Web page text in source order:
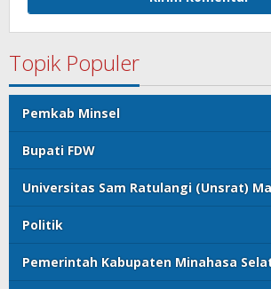
Topik Populer
Pemkab Minsel
Bupati FDW
Universitas Sam Ratulangi (Unsrat)
Politik
Pemerintah Kabupaten Minahasa